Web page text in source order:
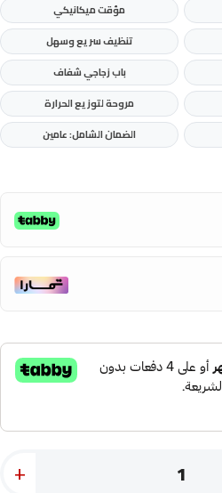
مؤقت ميكانيكي
تنظيف سريع وسهل
باب زجاجي شفاف
مروحة لتوزيع الحرارة
الضمان الشامل: عامين
+